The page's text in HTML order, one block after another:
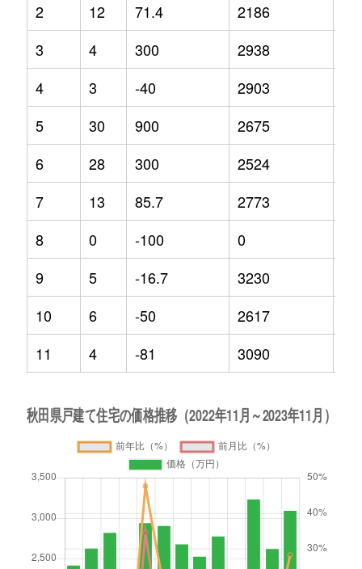
2
12 71.4 2186
3
4 300 2938
4
3 -40 2903
5
30 900 2675
6
28 300 2524
7
13 85.7 2773
8
0 -100 0
9
5 -16.7 3230
10
6 -50 2617
11
4 -81 3090